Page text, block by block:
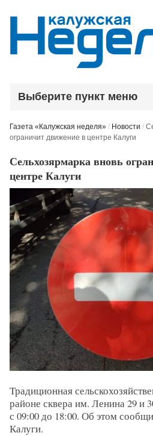
Выберите пункт меню
Газета «Калужская неделя» / Новости /
ограничит движение в центре Калуги
Сельхозярмарка вновь
центре Калуги
Традиционная
районе сквера им. Ленина 29 и
с 09:00 до 18:00. Об этом
Калуги.